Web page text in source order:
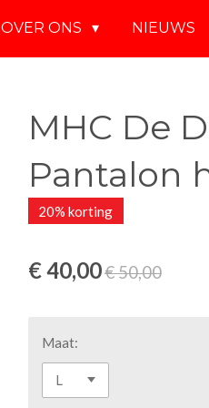
OVER ONS NIEUWS
MHC De
Pantalon
20% korting
€ 40,00€ 50,00
Maat: